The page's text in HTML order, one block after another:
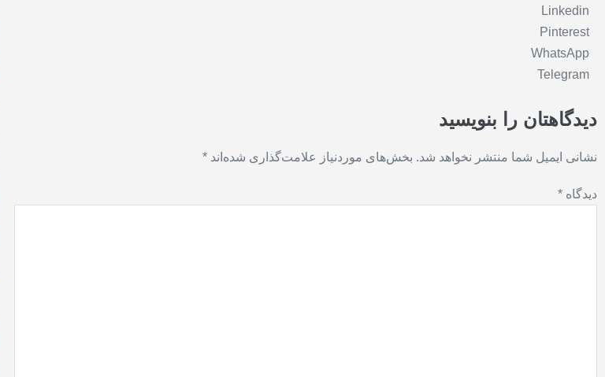
Linkedin
Pinterest
WhatsApp
Telegram
دیدگاهتان را بنویسید
نشانی ایمیل شما منتشر نخواهد شد. بخش‌های موردنیاز علامت‌گذاری شده‌اند *
دیدگاه *